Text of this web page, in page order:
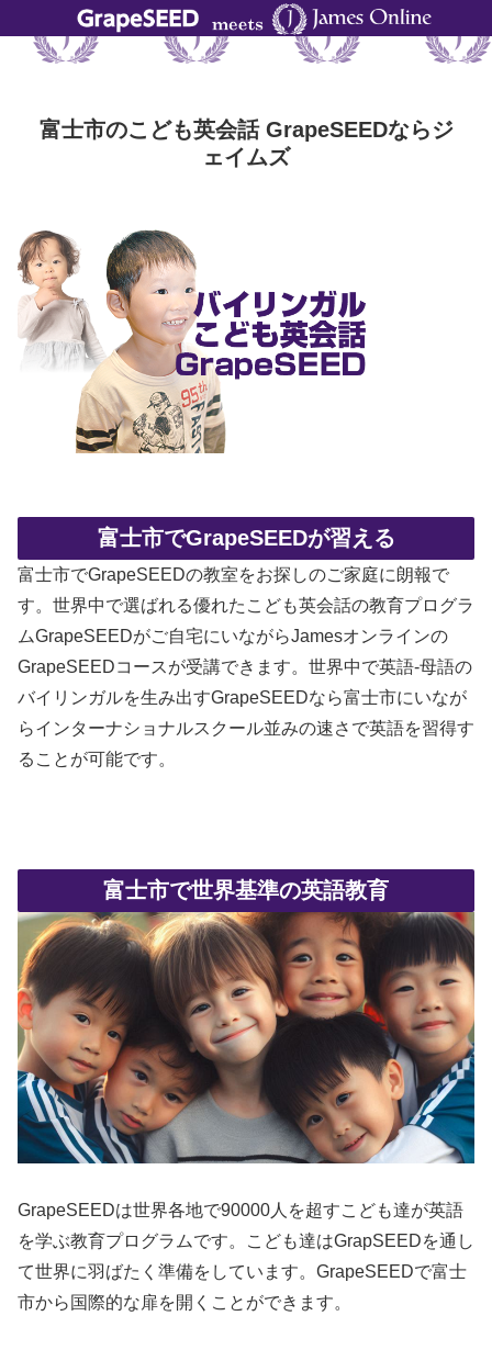
富士市のこども英会話 GrapeSEEDならジ
ェイムズ
富士市でGrapeSEEDが習える
富士市でGrapeSEEDの教室をお探しのご家庭に朗報で
す。世界中で選ばれる優れたこども英会話の教育プログラ
ムGrapeSEEDがご自宅にいながらJamesオンラインの
GrapeSEEDコースが受講できます。世界中で英語-母語の
バイリンガルを生み出すGrapeSEEDなら富士市にいなが
らインターナショナルスクール並みの速さで英語を習得す
ることが可能です。
富士市で世界基準の英語教育
GrapeSEEDは世界各地で90000人を超すこども達が英語
を学ぶ教育プログラムです。こども達はGrapSEEDを通し
て世界に羽ばたく準備をしています。GrapeSEEDで富士
市から国際的な扉を開くことができます。